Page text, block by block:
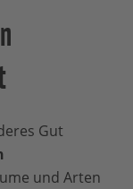
Gut
und Arten